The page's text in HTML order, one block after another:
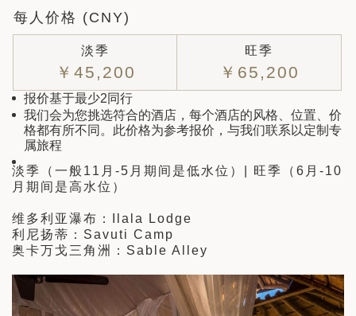
每人价格 (CNY)
淡季
￥45,200
旺季
￥65,200
报价基于最少2同行
我们会为您挑选符合的酒店，每个酒店的风格、位置、价
格都有所不同。此价格为参考报价，与我们联系以定制专
属旅程
淡季（一般11月-5月期间是低水位）| 旺季（6月-10
月期间是高水位）
维多利亚瀑布：Ilala Lodge
利尼扬蒂：Savuti Camp
奥卡万戈三角洲：Sable Alley